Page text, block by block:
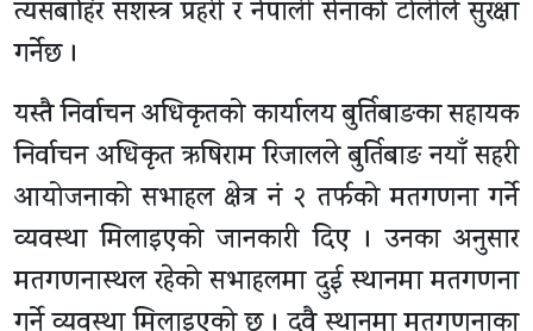
त्यसबाहिर सशस्त्र प्रहरी र नेपाली सेनाको टोलीले सुरक्षा
गर्नेछ ।
यस्तै निर्वाचन अधिकृतको कार्यालय बुर्तिबाङका सहायक
निर्वाचन अधिकृत ऋषिराम रिजालले बुर्तिबाङ नयाँ सहरी
आयोजनाको सभाहल क्षेत्र नं २ तर्फको मतगणना गर्ने
व्यवस्था मिलाइएको जानकारी दिए । उनका अनुसार
मतगणनास्थल रहेको सभाहलमा दुई स्थानमा मतगणना